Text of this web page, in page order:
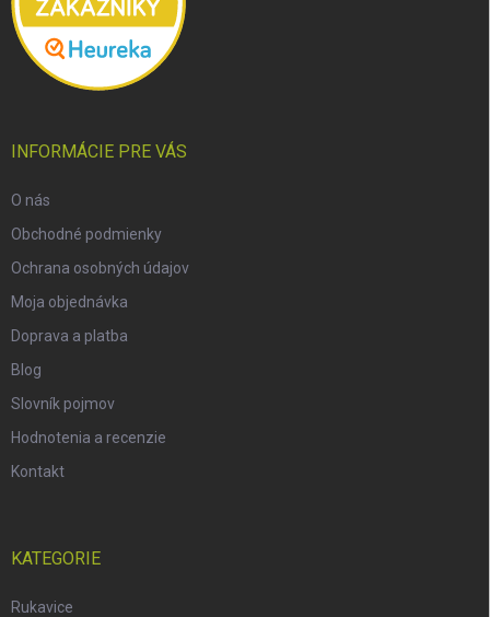
INFORMÁCIE PRE VÁS
O nás
Obchodné podmienky
Ochrana osobných údajov
Moja objednávka
Doprava a platba
Blog
Slovník pojmov
Hodnotenia a recenzie
Kontakt
KATEGORIE
Rukavice